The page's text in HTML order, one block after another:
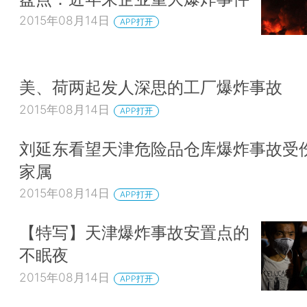
2015年08月14日 APP打开
美、荷两起发人深思的工厂爆炸事故
2015年08月14日 APP打开
刘延东看望天津危险品仓库爆炸事故受
家属
2015年08月14日 APP打开
【特写】天津爆炸事故安置点的
不眠夜
2015年08月14日 APP打开